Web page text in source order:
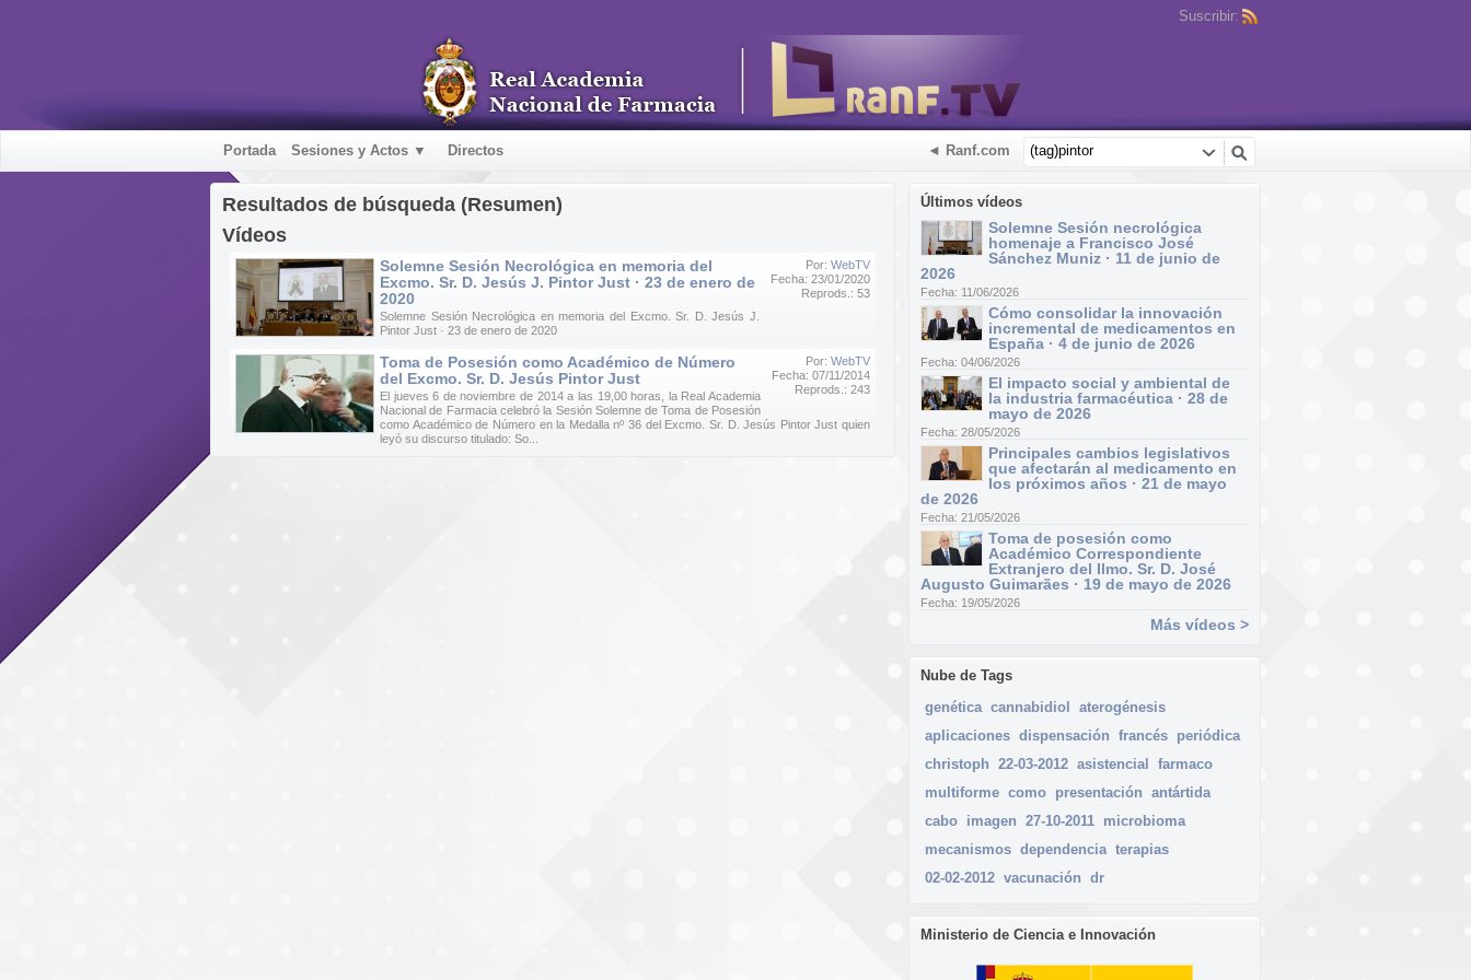
Suscribir:
Portada Sesiones y Actos ▼ Directos ◄ Ranf.com
Últimos vídeos
Solemne Sesión necrológica
homenaje a Francisco José
Sánchez Muniz · 11 de junio de
2026
Fecha: 11/06/2026
Cómo consolidar la innovación
incremental de medicamentos en
España · 4 de junio de 2026
Fecha: 04/06/2026
El impacto social y ambiental de
la industria farmacéutica · 28 de
mayo de 2026
Fecha: 28/05/2026
Principales cambios legislativos
que afectarán al medicamento en
los próximos años · 21 de mayo
de 2026
Fecha: 21/05/2026
Toma de posesión como
Académico Correspondiente
Extranjero del Ilmo. Sr. D. José
Augusto Guimarães · 19 de mayo de 2026
Fecha: 19/05/2026
Más vídeos >
Nube de Tags
genética cannabidiol
aterogénesis
aplicaciones dispensación francés periódica
christoph 22-03-2012 asistencial
farmaco
multiforme como presentación antártida
cabo imagen 27-10-2011 microbioma
mecanismos dependencia terapias
02-02-2012 vacunación dr
Ministerio de Ciencia e Innovación
Resultados de búsqueda (Resumen)
Vídeos
Por: WebTV
Fecha: 23/01/2020
Reprods.: 53
Solemne Sesión Necrológica en memoria del
Excmo. Sr. D. Jesús J. Pintor Just · 23 de enero de
2020
Solemne Sesión Necrológica en memoria del Excmo. Sr. D. Jesús J.
Pintor Just · 23 de enero de 2020
Por: WebTV
Fecha: 07/11/2014
Reprods.: 243
Toma de Posesión como Académico de Número
del Excmo. Sr. D. Jesús Pintor Just
El jueves 6 de noviembre de 2014 a las 19,00 horas, la Real Academia
Nacional de Farmacia celebró la Sesión Solemne de Toma de Posesión
como Académico de Número en la Medalla nº 36 del Excmo. Sr. D. Jesús Pintor Just quien
leyó su discurso titulado: So...